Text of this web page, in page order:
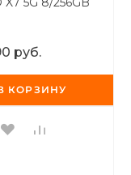
руб.
КОРЗИНУ